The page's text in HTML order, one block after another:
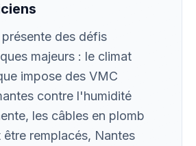
des défis
majeurs : le climat
impose des VMC
contre l'humidité
les câbles en plomb
être remplacés, Nantes